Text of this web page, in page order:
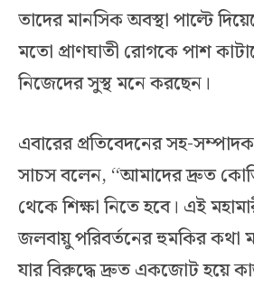
তাদের মানসিক অবস্থা পাল্টে
মতো প্রাণঘাতী রোগকে পাশ
নিজেদের সুস্থ মনে করছেন।
এবারের প্রতিবেদনের সহ-
সাচস বলেন, ‘‘আমাদের দ্রুত
থেকে শিক্ষা নিতে হবে। এই
জলবায়ু পরিবর্তনের হুমকির কথা
যার বিরুদ্ধে দ্রুত একজোট হয়ে